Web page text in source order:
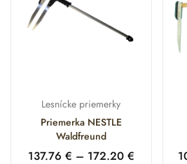
AKO SI VYBRAŤ
PRIEMERKU?
ponuku podľa potrieb skutočných
ŠPIČKOVÁ KVALITA PRE
NESTLE
Lesnícke priemerky
Priemerka NESTLE
Waldfreund
137.76 € – 172.20 €